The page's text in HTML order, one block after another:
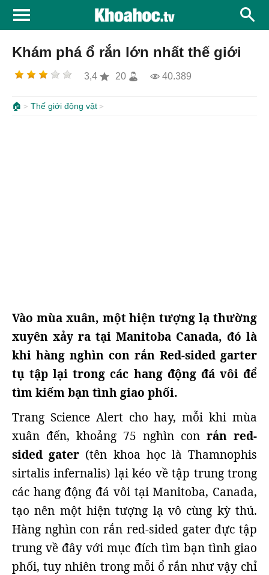
Khám phá ổ rắn lớn nhất thế giới
3,4 20 40.389
🏠 Thế giới động vật
Vào mùa xuân, một hiện tượng lạ thường
xuyên xảy ra tại Manitoba Canada, đó là
khi hàng nghìn con rắn Red-sided garter
tụ tập lại trong các hang động đá vôi để
tìm kiếm bạn tình giao phối.
Trang Science Alert cho hay, mỗi khi mùa
xuân đến, khoảng 75 nghìn con rắn red-
sided gater (tên khoa học là Thamnophis
sirtalis infernalis) lại kéo về tập trung trong
các hang động đá vôi tại Manitoba, Canada,
tạo nên một hiện tượng lạ vô cùng kỳ thú.
Hàng nghìn con rắn red-sided gater đực tập
trung về đây với mục đích tìm bạn tình giao
phối, tuy nhiên trong mỗi ổ rắn như vậy chỉ